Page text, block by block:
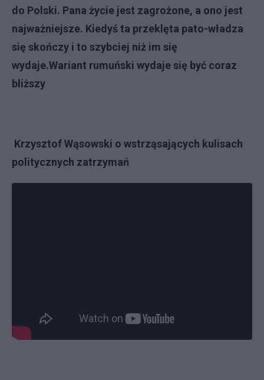
do Polski. Pana życie jest zagrożone, a ono jest
najważniejsze. Kiedyś ta przeklęta pato-władza
się skończy i to szybciej niż im się
wydaje.Wariant rumuński wydaje się być coraz
bliższy
Krzysztof Wąsowski o wstrząsających kulisach
politycznych zatrzymań